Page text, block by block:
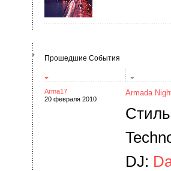
Прошедшие События
Arma17
20 февраля 2010
Armada
DJ: